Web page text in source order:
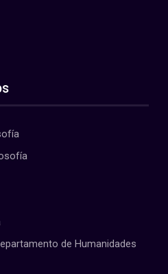
de Humanidades